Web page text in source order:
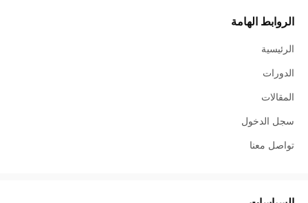
الروابط الهامة
الرئيسية
الدورات
المقالات
سجل الدخول
تواصل معنا